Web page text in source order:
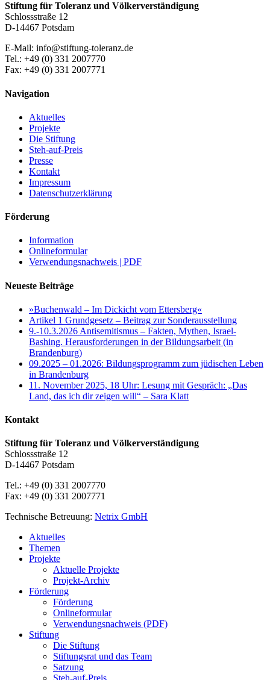
Stiftung für Toleranz und Völkerverständigung
Schlossstraße 12
D-14467 Potsdam
E-Mail: info@stiftung-toleranz.de
Tel.: +49 (0) 331 2007770
Fax: +49 (0) 331 2007771
Navigation
Aktuelles
Projekte
Die Stiftung
Steh-auf-Preis
Presse
Kontakt
Impressum
Datenschutzerklärung
Förderung
Information
Onlineformular
Verwendungsnachweis | PDF
Neueste Beiträge
»Buchenwald – Im Dickicht vom Ettersberg«
Artikel 1 Grundgesetz – Beitrag zur Sonderausstellung
9.-10.3.2026 Antisemitismus – Fakten, Mythen, Israel-
Bashing. Herausforderungen in der Bildungsarbeit (in
Brandenburg)
09.2025 – 01.2026: Bildungsprogramm zum jüdischen Leben
in Brandenburg
11. November 2025, 18 Uhr: Lesung mit Gespräch: „Das
Land, das ich dir zeigen will“ – Sara Klatt
Kontakt
Stiftung für Toleranz und Völkerverständigung
Schlossstraße 12
D-14467 Potsdam
Tel.: +49 (0) 331 2007770
Fax: +49 (0) 331 2007771
Technische Betreuung: Netrix GmbH
Close
Menu
Aktuelles
Themen
Projekte
Aktuelle Projekte
Projekt-Archiv
Förderung
Förderung
Onlineformular
Verwendungsnachweis (PDF)
Stiftung
Die Stiftung
Stiftungsrat und das Team
Satzung